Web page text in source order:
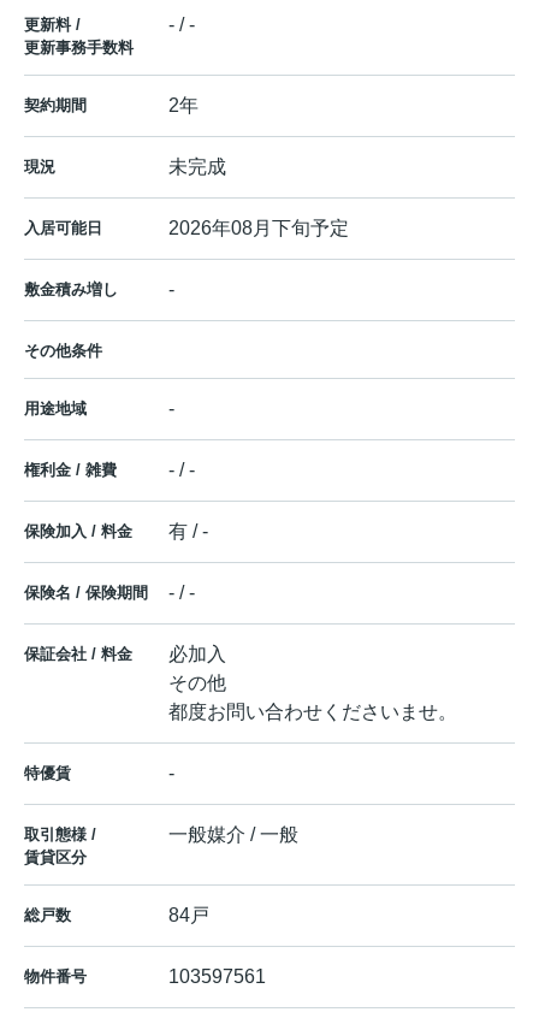
更新料 /
更新事務手数料
- / -
契約期間 2年
現況 未完成
入居可能日 2026年08月下旬予定
敷金積み増し -
その他条件
用途地域 -
権利金 / 雑費 - / -
保険加入 / 料金 有 / -
保険名 / 保険期間 - / -
保証会社 / 料金
必加入
その他
都度お問い合わせくださいませ。
特優賃 -
取引態様 /
賃貸区分
一般媒介 / 一般
総戸数 84戸
物件番号 103597561